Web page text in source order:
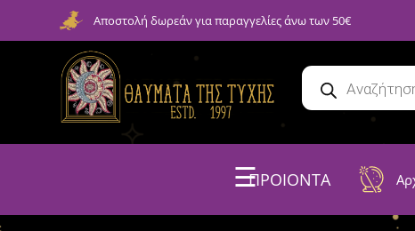
Αποστολή δωρεάν για παραγγελίες άνω των 50€
☰ΠΡΟΙΟΝΤΑ